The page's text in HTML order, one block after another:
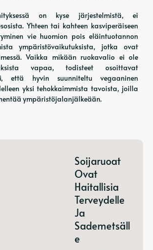
on kyse järjestelmistä, ei
Yhteen tai kahteen kasviperäiseen
vie huomion pois eläintuotannon
ympäristövaikutuksista, jotka ovat
Vaikka mikään ruokavalio ei ole
vapaa, todisteet osoittavat
että hyvin suunniteltu vegaaninen
yksi tehokkaimmista tavoista, joilla
ympäristöjalanjälkeään.
Soijaruoat
Ovat
Haitallisia
Terveydelle
Ja
Sademetsäll
E